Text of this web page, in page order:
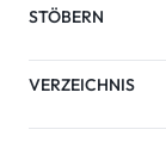
STÖBERN
VERZEICHNIS